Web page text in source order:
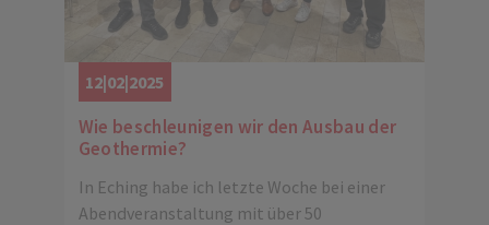
12|02|2025
Wie beschleunigen wir den Ausbau der
Geothermie?
In Eching habe ich letzte Woche bei einer
Abendveranstaltung mit über 50